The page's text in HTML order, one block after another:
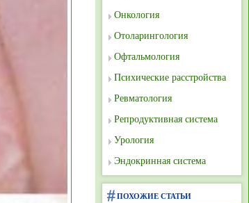
Онкология
Отоларингология
Офтальмология
Психические расстройства
Ревматология
Репродуктивная система
Урология
Эндокринная система
ПОХОЖИЕ СТАТЬИ